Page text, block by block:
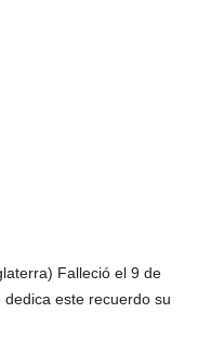
Falleció el 9 de
este recuerdo su